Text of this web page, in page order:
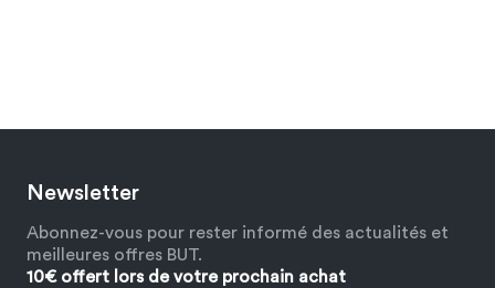
Newsletter
Abonnez-vous pour rester informé des actualités et
meilleures offres BUT.
10€ offert lors de votre prochain achat